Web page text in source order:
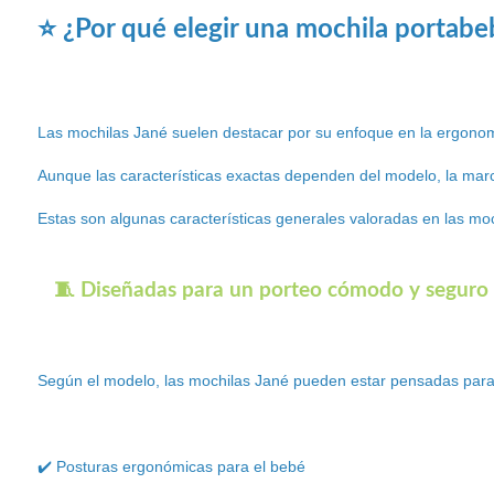
⭐ ¿Por qué elegir una mochila
Las mochilas Jané suelen destacar por su enfoque en la
Aunque las características exactas dependen del modelo, la
Estas son algunas características generales valoradas en las
🧵 Diseñadas para un porteo cómodo y seguro
Según el modelo, las mochilas Jané pueden estar pensadas
✔️ Posturas ergonómicas para el bebé